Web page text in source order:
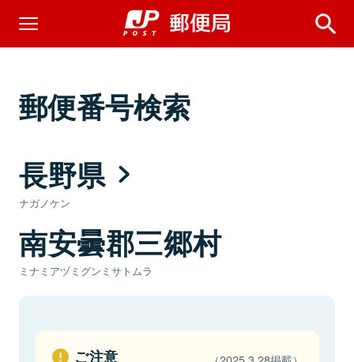
郵便番号検索
長野県
ナガノケン
南安曇郡三郷村
ミナミアヅミグンミサトムラ
ご注意